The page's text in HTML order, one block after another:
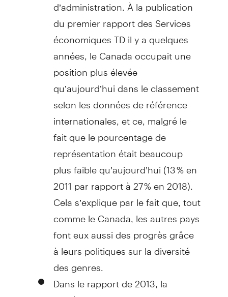
du premier rapport des Services
économiques TD il y a quelques
années, le Canada occupait une
position plus élevée
qu’aujourd’hui dans le classement
selon les données de référence
internationales, et ce, malgré le
fait que le pourcentage de
représentation était beaucoup
plus faible qu’aujourd’hui (13 % en
2011 par rapport à 27 % en 2018).
Cela s’explique par le fait que, tout
comme le Canada, les autres pays
font eux aussi des progrès grâce
à leurs politiques sur la diversité
des genres.
Dans le rapport de 2013, la